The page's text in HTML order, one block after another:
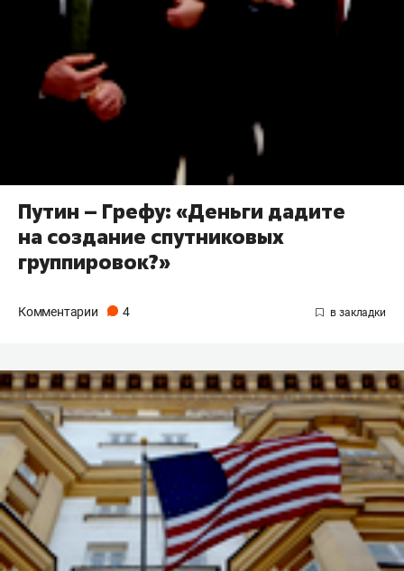
Путин – Грефу: «Деньги дадите
на создание спутниковых
группировок?»
Комментарии 4